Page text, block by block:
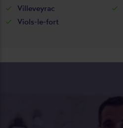
Villeveyrac
Viols-le-fort